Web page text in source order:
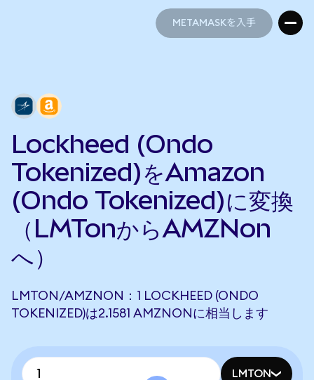
METAMASKを入手
Lockheed (Ondo
Tokenized)をAmazon
(Ondo Tokenized)に変換
（LMTonからAMZNon
へ）
LMTON/AMZNON：1 LOCKHEED (ONDO
TOKENIZED)は2.1581 AMZNONに相当します
LMTON